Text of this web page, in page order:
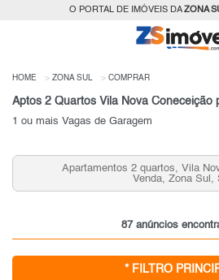
O PORTAL DE IMÓVEIS DAZONA
HOME ZONA SUL COMPRAR
Aptos 2 Quartos Vila Nova Coneceição
1 ou mais Vagas de Garagem
Apartamentos 2 quartos, Vila
Venda, Zona Sul,
87 anúncios
* FILTRO